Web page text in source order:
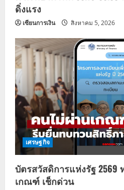
ดิ่งแรง
เซียนการเงิน สิงหาคม 5, 2026
เศรษฐกิจ
บัตรสวัสดิการแห่งรัฐ 2569
เกณฑ์ เช็กด่วน